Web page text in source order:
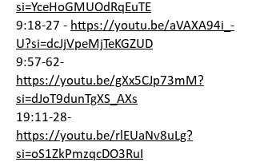
si=YceHoGMUOdRqEuTE
9:18-27 - https://youtu.be/aVAXA94i_-
U?si=dcJjVpeMjTeKGZUD
9:57-62-
https://youtu.be/gXx5CJp73mM?
si=dJoT9dunTgXS_AXs
19:11-28-
https://youtu.be/rlEUaNv8uLg?
si=oS1ZkPmzqcDO3RuI